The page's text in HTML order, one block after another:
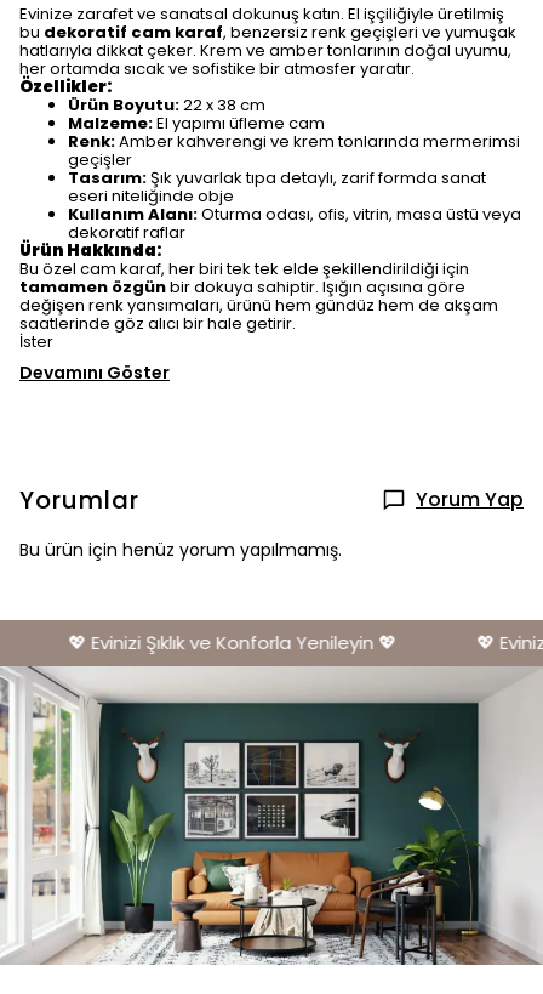
Evinize zarafet ve sanatsal dokunuş katın. El işçiliğiyle üretilmiş
bu dekoratif cam karaf, benzersiz renk geçişleri ve yumuşak
hatlarıyla dikkat çeker. Krem ve amber tonlarının doğal uyumu,
her ortamda sıcak ve sofistike bir atmosfer yaratır.
Özellikler:
Ürün Boyutu:22 x 38 cm
Malzeme:El yapımı üfleme cam
Renk:Amber kahverengi ve krem tonlarında mermerimsi
geçişler
Tasarım:Şık yuvarlak tıpa detaylı, zarif formda sanat
eseri niteliğinde obje
Kullanım Alanı:Oturma odası, ofis, vitrin, masa üstü veya
dekoratif raflar
Ürün Hakkında:
Bu özel cam karaf, her biri tek tek elde şekillendirildiği için
tamamen özgünbir dokuya sahiptir. Işığın açısına göre
değişen renk yansımaları, ürünü hem gündüz hem de akşam
saatlerinde göz alıcı bir hale getirir.
İster
Devamını Göster
Yorumlar Yorum Yap
Bu ürün için henüz yorum yapılmamış.
💖 Evinizi Şıklık ve Konforla Yenileyin 💖 💖